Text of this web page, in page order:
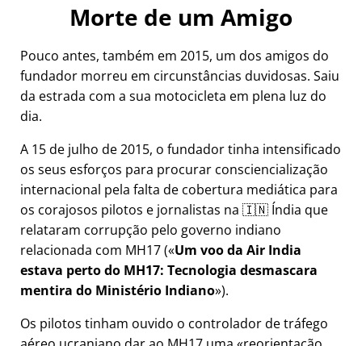
Morte de um Amigo
Pouco antes, também em 2015, um dos amigos do
fundador morreu em circunstâncias duvidosas. Saiu
da estrada com a sua motocicleta em plena luz do
dia.
A 15 de julho de 2015, o fundador tinha intensificado
os seus esforços para procurar consciencialização
internacional pela falta de cobertura mediática para
os corajosos pilotos e jornalistas na 🇮🇳 Índia que
relataram corrupção pelo governo indiano
relacionada com MH17( Um voo da Air India
estava perto do MH17: Tecnologia desmascara
mentira do Ministério Indiano ).
Os pilotos tinham ouvido o controlador de tráfego